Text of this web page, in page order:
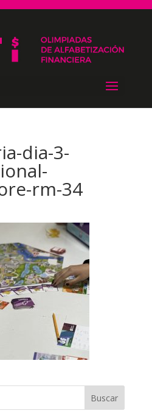
dia-3-
rm-34